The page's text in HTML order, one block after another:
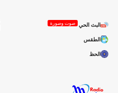
البث الحي صوت وصورة
الطقس
الحظ